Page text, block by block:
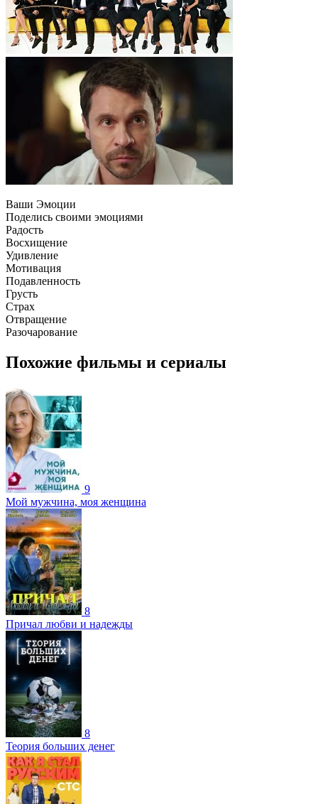
Ваши Эмоции
Поделись своими эмоциями
Радость
Восхищение
Удивление
Мотивация
Подавленность
Грусть
Страх
Отвращение
Разочарование
Похожие фильмы и сериалы
9
Мой мужчина, моя женщина
8
Причал любви и надежды
8
Теория больших денег